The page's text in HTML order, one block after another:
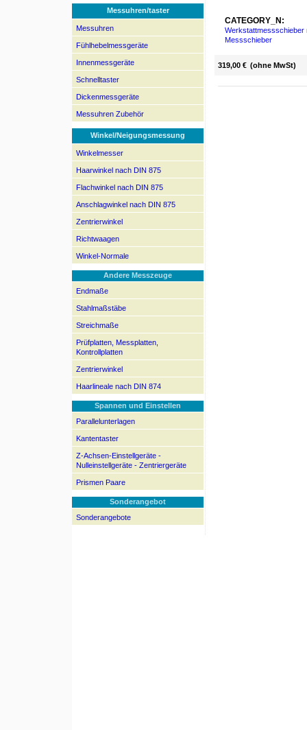
Messuhren/taster
Messuhren
Fühlhebelmessgeräte
Innenmessgeräte
Schnelltaster
Dickenmessgeräte
Messuhren Zubehör
Winkel/Neigungsmessung
Winkelmesser
Haarwinkel nach DIN 875
Flachwinkel nach DIN 875
Anschlagwinkel nach DIN 875
Zentrierwinkel
Richtwaagen
Winkel-Normale
Andere Messzeuge
Endmaße
Stahlmaßstäbe
Streichmaße
Prüfplatten, Messplatten,
Kontrollplatten
Zentrierwinkel
Haarlineale nach DIN 874
Spannen und Einstellen
Parallelunterlagen
Kantentaster
Z-Achsen-Einstellgeräte -
Nulleinstellgeräte - Zentriergeräte
Prismen Paare
Sonderangebot
Sonderangebote
CATEGORY_N:
Werkstattmessschieber
Messschieber
319,00 € (ohne MwSt)